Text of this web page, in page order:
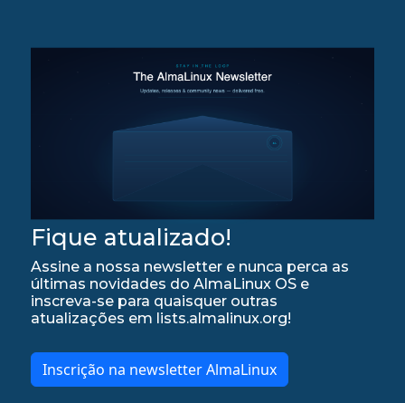
Fique atualizado!
Assine a nossa newsletter e nunca perca as
últimas novidades do AlmaLinux OS e
inscreva-se para quaisquer outras
atualizações em lists.almalinux.org!
Inscrição na newsletter AlmaLinux